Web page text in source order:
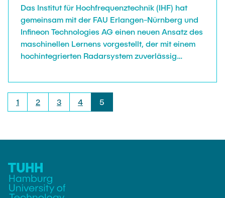
Das Institut für Hochfrequenztechnik (IHF) hat
gemeinsam mit der FAU Erlangen-Nürnberg und
Infineon Technologies AG einen neuen Ansatz des
maschinellen Lernens vorgestellt, der mit einem
hochintegrierten Radarsystem zuverlässig
1 2 3 4 5